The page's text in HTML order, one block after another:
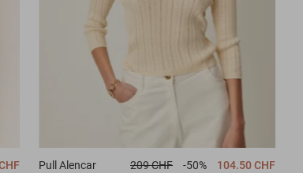
Pull Alencar 209 CHF -50% 104.50 CHF